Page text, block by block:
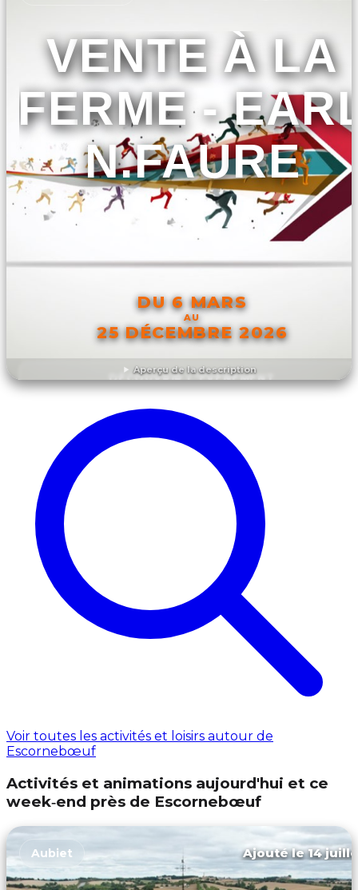
Aperçu de la description
VENTE À LA
FERME -
N.FAURE
DU 6 MARS
AU
25 DÉCEMBRE 2026
DÉCOUVRIR L'ÉVÉNEMENT
Voir toutes les activités et loisirs autour de
Escornebœuf
Activités et animations aujourd'hui et ce
week‑end près de Escornebœuf
Aubiet Ajouté le 14